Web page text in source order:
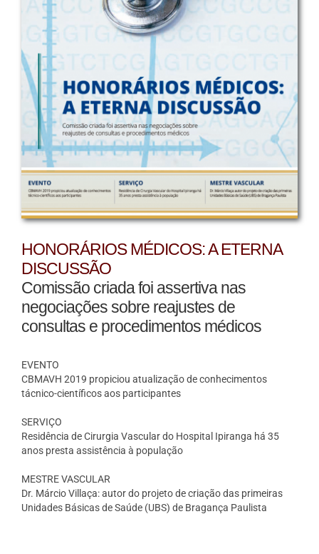
HONORÁRIOS MÉDICOS: A ETERNA
DISCUSSÃO
Comissão criada foi assertiva nas
negociações sobre reajustes de
consultas e procedimentos médicos
EVENTO
CBMAVH 2019 propiciou atualização de conhecimentos
tácnico-científicos aos participantes
SERVIÇO
Residência de Cirurgia Vascular do Hospital Ipiranga há 35
anos presta assistência à população
MESTRE VASCULAR
Dr. Márcio Villaça: autor do projeto de criação das primeiras
Unidades Básicas de Saúde (UBS) de Bragança Paulista